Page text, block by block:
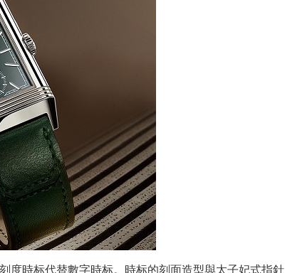
度時标代替數字時标。時标的刻面造型與太子妃式指針